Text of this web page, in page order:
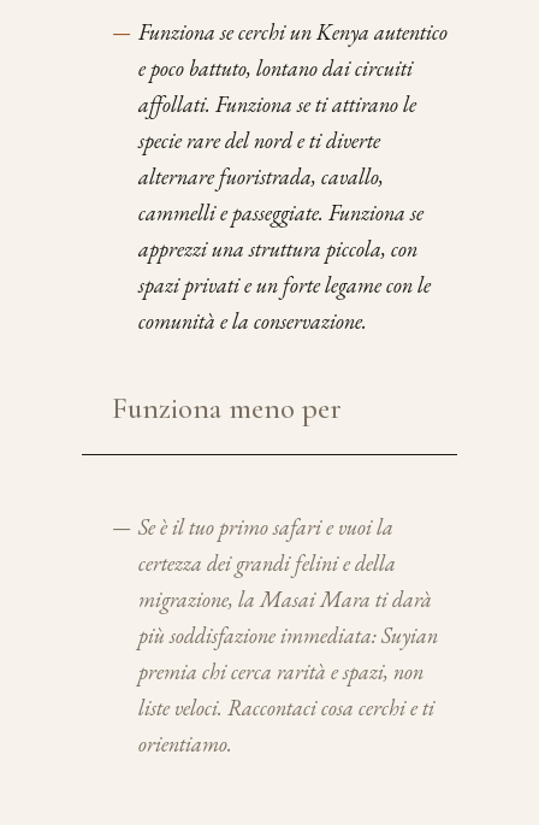
— Funziona se cerchi un Kenya autentico
e poco battuto, lontano dai circuiti
affollati. Funziona se ti attirano le
specie rare del nord e ti diverte
alternare fuoristrada, cavallo,
cammelli e passeggiate. Funziona se
apprezzi una struttura piccola, con
spazi privati e un forte legame con le
comunità e la conservazione.
Funziona meno per
— Se è il tuo primo safari e vuoi la
certezza dei grandi felini e della
migrazione, la Masai Mara ti darà
più soddisfazione immediata: Suyian
premia chi cerca rarità e spazi, non
liste veloci. Raccontaci cosa cerchi e ti
orientiamo.